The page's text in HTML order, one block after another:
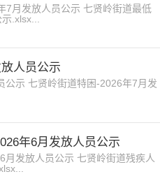
月发放人员公示 七贤岭街道最低
.xlsx...
人员公示
公示 七贤岭街道特困-2026年7月发
年6月发放人员公示
发放人员公示 七贤岭街道残疾人